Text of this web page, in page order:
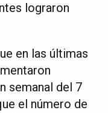
lograron
en las últimas
semanal del 7
el número de